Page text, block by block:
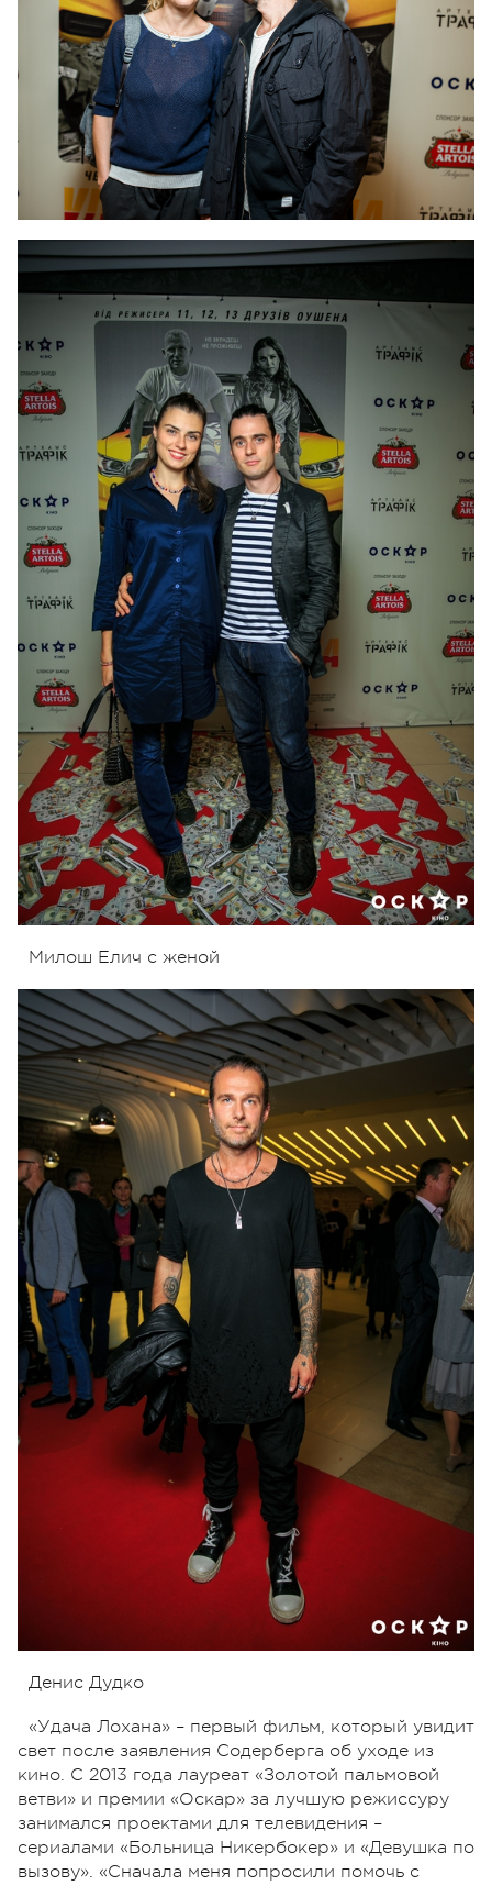
Милош Елич с женой
Денис Дудко
«Удача Лохана» – первый фильм, который увидит
свет после заявления Содерберга об уходе из
кино. C 2013 года лауреат «Золотой пальмовой
ветви» и премии «Оскар» за лучшую режиссуру
занимался проектами для телевидения –
сериалами «Больница Никербокер» и «Девушка по
вызову». «Сначала меня попросили помочь с